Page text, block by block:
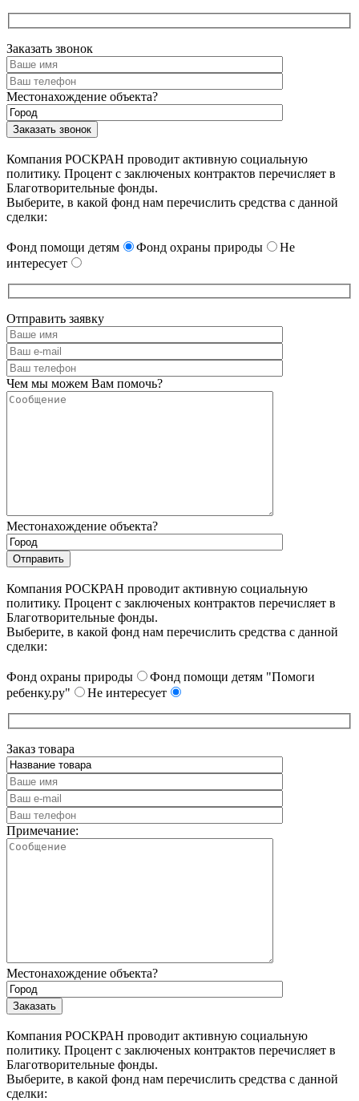
Заказать звонок
Местонахождение объекта?
Компания РОСКРАН проводит активную социальную
политику. Процент с заключеных контрактов перечисляет в
Благотворительные фонды.
Выберите, в какой фонд нам перечислить средства с данной
сделки:
Фонд помощи детям Фонд охраны природы
Не
интересует
Отправить заявку
Чем мы можем Вам помочь?
Местонахождение объекта?
Компания РОСКРАН проводит активную социальную
политику. Процент с заключеных контрактов перечисляет в
Благотворительные фонды.
Выберите, в какой фонд нам перечислить средства с данной
сделки:
Фонд охраны природы
Фонд помощи детям "Помоги
ребенку.ру"
Не интересует
Заказ товара
Примечание:
Местонахождение объекта?
Компания РОСКРАН проводит активную социальную
политику. Процент с заключеных контрактов перечисляет в
Благотворительные фонды.
Выберите, в какой фонд нам перечислить средства с данной
сделки: